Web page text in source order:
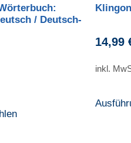
/ Deutsch-
14,99
inkl.